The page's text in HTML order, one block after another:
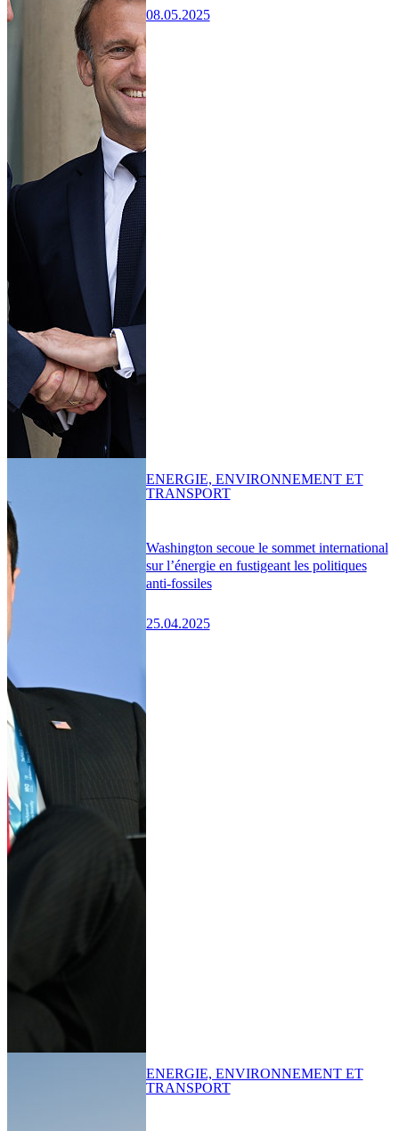
08.05.2025
Washington secoue le sommet international
sur l’énergie en fustigeant les politiques
anti-fossiles
25.04.2025
ENERGIE, ENVIRONNEMENT ET
TRANSPORT
ENERGIE, ENVIRONNEMENT ET
TRANSPORT